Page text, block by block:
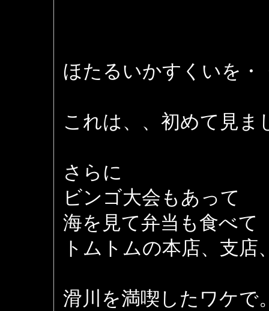
ほたるいかすくいを・
これは、、初めて見ま
さらに
ビンゴ大会もあって
海を見て弁当も食べて
トムトムの本店、支
滑川を満喫したワケで